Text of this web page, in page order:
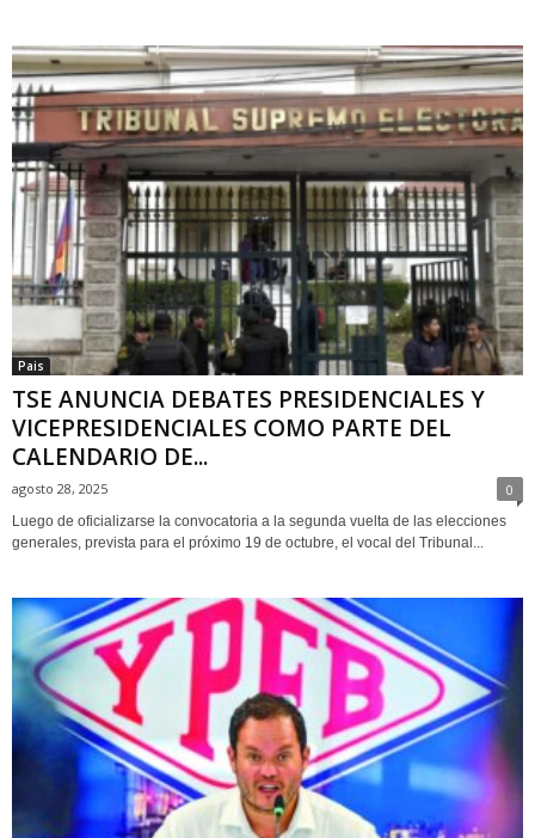
Pais
TSE ANUNCIA DEBATES PRESIDENCIALES Y
VICEPRESIDENCIALES COMO PARTE DEL
CALENDARIO DE...
agosto 28, 2025 0
Luego de oficializarse la convocatoria a la segunda vuelta de las elecciones
generales, prevista para el próximo 19 de octubre, el vocal del Tribunal...